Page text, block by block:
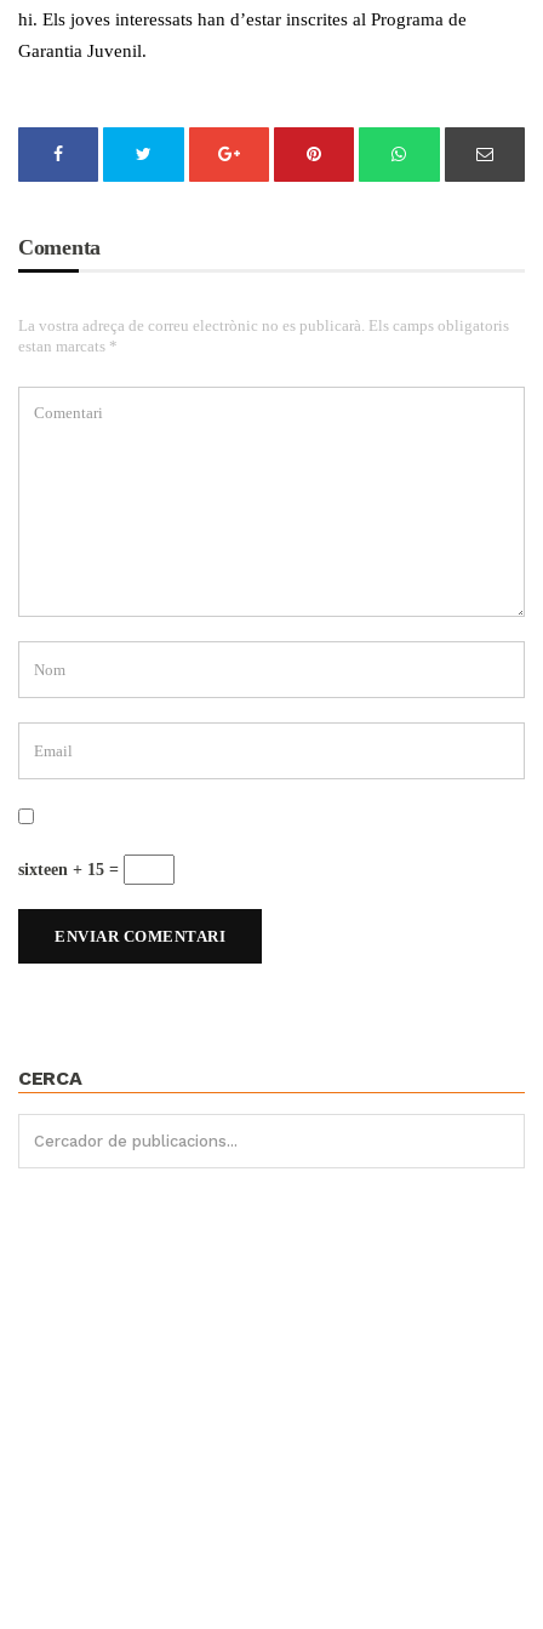
hi. Els joves interessats han d’estar inscrites al Programa de
Garantia Juvenil.
Comenta
La vostra adreça de correu electrònic no es publicarà. Els camps obligatoris
estan marcats *
sixteen + 15 =
CERCA